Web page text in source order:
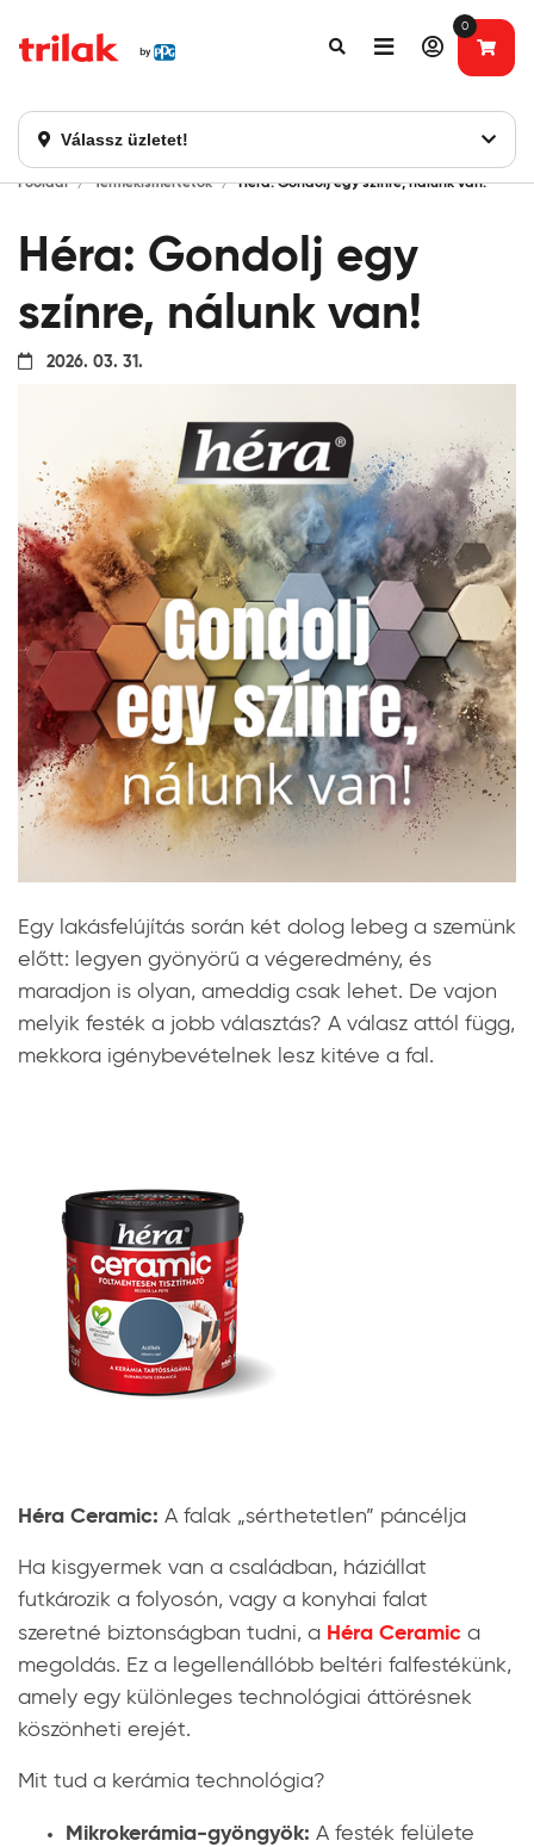
Válassz üzletet!
0
Fontos tájékoztatás!
Főoldal Termékismertetők Héra: Gondolj egy színre, nálunk van!
Héra: Gondolj egy
színre, nálunk van!
2026. 03. 31.
Egy lakásfelújítás során két dolog lebeg a szemünk
előtt: legyen gyönyörű a végeredmény, és
maradjon is olyan, ameddig csak lehet. De vajon
melyik festék a jobb választás? A válasz attól függ,
mekkora igénybevételnek lesz kitéve a fal.
Héra Ceramic: A falak „sérthetetlen” páncélja
Ha kisgyermek van a családban, háziállat
futkározik a folyosón, vagy a konyhai falat
szeretné biztonságban tudni, a Héra Ceramic a
megoldás. Ez a legellenállóbb beltéri falfestékünk,
amely egy különleges technológiai áttörésnek
köszönheti erejét.
Mit tud a kerámia technológia?
Mikrokerámia-gyöngyök: A festék felülete